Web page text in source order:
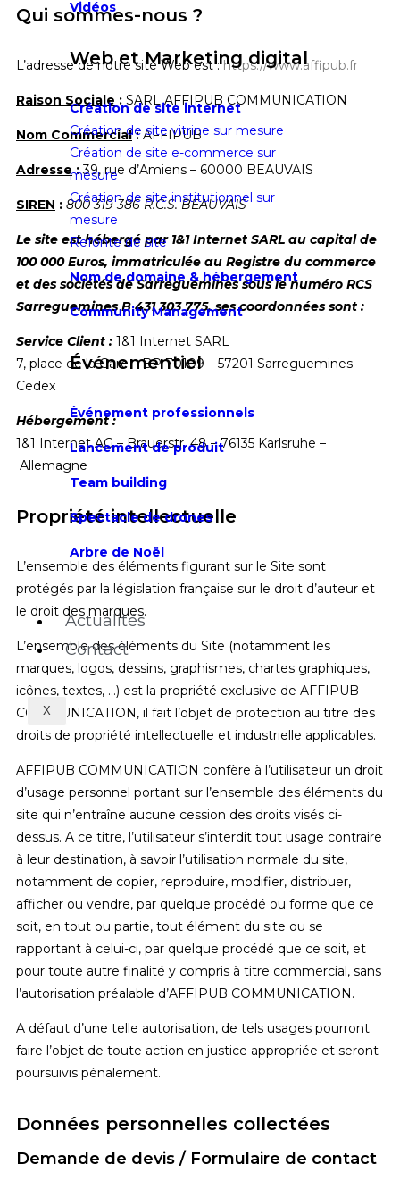
Vidéos
Web et Marketing digital
Création de site internet
Création de site vitrine sur mesure
Création de site e-commerce sur
mesure
Création de site institutionnel sur
mesure
Refonte de site
Nom de domaine & hébergement
Community Management
Événementiel
Événement professionnels
Lancement de produit
Team building
Spectacle de drones
Arbre de Noël
Actualités
Contact
X
Qui sommes-nous ?
L’adresse de notre site Web est : https://www.affipub.fr
Raison Sociale : SARL AFFIPUB COMMUNICATION
Nom Commercial:AFFIPUB
Adresse:39, rue d’Amiens – 60000 BEAUVAIS
SIREN : 800 319 386 R.C.S. BEAUVAIS
Le site est hébergé par 1&1 Internet SARL au capital de
100 000 Euros, immatriculée au Registre du commerce
et des sociétés de Sarreguemines sous le numéro RCS
Sarreguemines B 431 303 775, ses coordonnées sont :
Service Client : 1&1 Internet SARL
7, place de la Gare – BP 70109 – 57201 Sarreguemines
Cedex
Hébergement :
1&1 Internet AG – Brauerstr. 48 – 76135 Karlsruhe –
Allemagne
Propriété intellectuelle
L’ensemble des éléments figurant sur le Site sont
protégés par la législation française sur le droit d’auteur et
le droit des marques.
L’ensemble des éléments du Site (notamment les
marques, logos, dessins, graphismes, chartes graphiques,
icônes, textes, …) est la propriété exclusive de AFFIPUB
COMMUNICATION, il fait l’objet de protection au titre des
droits de propriété intellectuelle et industrielle applicables.
AFFIPUB COMMUNICATION confère à l’utilisateur un droit
d’usage personnel portant sur l’ensemble des éléments du
site qui n’entraîne aucune cession des droits visés ci-
dessus. A ce titre, l’utilisateur s’interdit tout usage contraire
à leur destination, à savoir l’utilisation normale du site,
notamment de copier, reproduire, modifier, distribuer,
afficher ou vendre, par quelque procédé ou forme que ce
soit, en tout ou partie, tout élément du site ou se
rapportant à celui-ci, par quelque procédé que ce soit, et
pour toute autre finalité y compris à titre commercial, sans
l’autorisation préalable d’AFFIPUB COMMUNICATION.
A défaut d’une telle autorisation, de tels usages pourront
faire l’objet de toute action en justice appropriée et seront
poursuivis pénalement.
Données personnelles collectées
Demande de devis / Formulaire de contact